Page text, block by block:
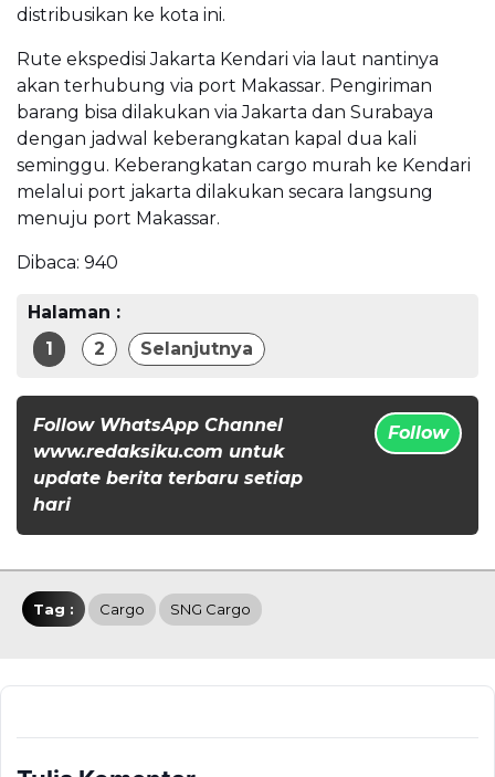
distribusikan ke kota ini.
Rute ekspedisi Jakarta Kendari via laut nantinya
akan terhubung via port Makassar. Pengiriman
barang bisa dilakukan via Jakarta dan Surabaya
dengan jadwal keberangkatan kapal dua kali
seminggu. Keberangkatan cargo murah ke Kendari
melalui port jakarta dilakukan secara langsung
menuju port Makassar.
Dibaca: 940
Halaman :
1
2 Selanjutnya
Follow WhatsApp Channel
www.redaksiku.com untuk
update berita terbaru setiap
hari
Follow
Tag : Cargo SNG Cargo